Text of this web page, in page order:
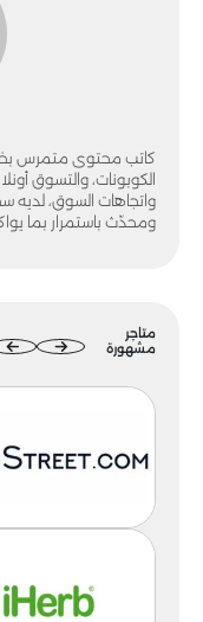
كاتب محتوى متمرس
الكوبونات، والتسوق
واتجاهات السوق،
ومحدّث باستمرار بما
متاجر
مشهورة